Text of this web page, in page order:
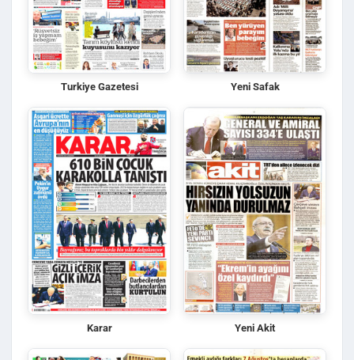
Turkiye Gazetesi Yeni Safak
Karar Yeni Akit